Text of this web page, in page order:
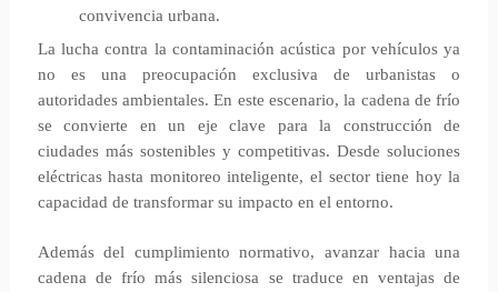
convivencia urbana.
La lucha contra la contaminación acústica por vehículos ya
no es una preocupación exclusiva de urbanistas o
autoridades ambientales. En este escenario, la cadena de frío
se convierte en un eje clave para la construcción de
ciudades más sostenibles y competitivas. Desde soluciones
eléctricas hasta monitoreo inteligente, el sector tiene hoy la
capacidad de transformar su impacto en el entorno.
Además del cumplimiento normativo, avanzar hacia una
cadena de frío más silenciosa se traduce en ventajas de